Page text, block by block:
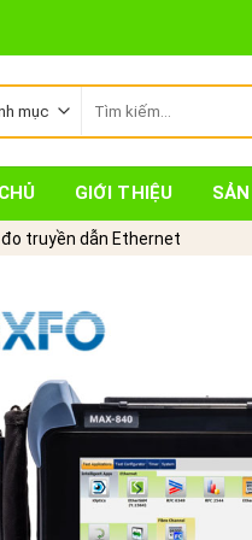
kiếm:
GIỚI THIỆU
đo truyền dẫn Ethernet